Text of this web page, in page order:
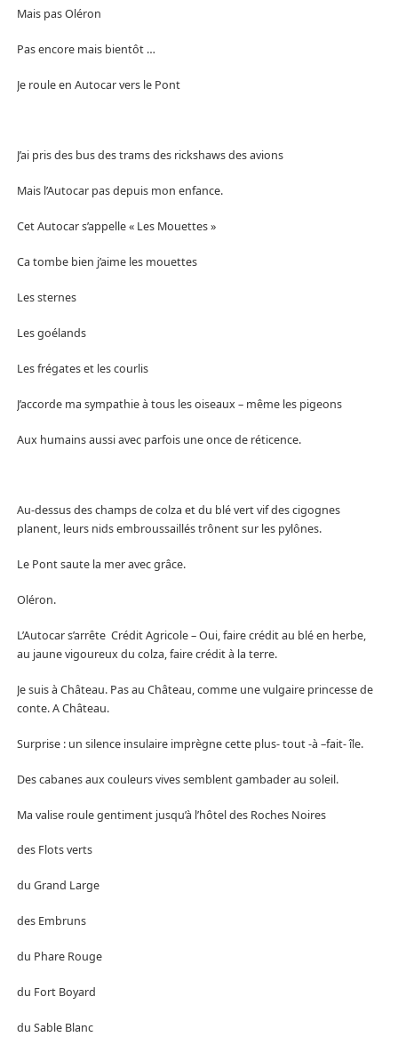
Mais pas Oléron
Pas encore mais bientôt …
Je roule en Autocar vers le Pont
J’ai pris des bus des trams des rickshaws des avions
Mais l’Autocar pas depuis mon enfance.
Cet Autocar s’appelle « Les Mouettes »
Ca tombe bien j’aime les mouettes
Les sternes
Les goélands
Les frégates et les courlis
J’accorde ma sympathie à tous les oiseaux – même les pigeons
Aux humains aussi avec parfois une once de réticence.
Au-dessus des champs de colza et du blé vert vif des cigognes
planent, leurs nids embroussaillés trônent sur les pylônes.
Le Pont saute la mer avec grâce.
Oléron.
L’Autocar s’arrête Crédit Agricole – Oui, faire crédit au blé en herbe,
au jaune vigoureux du colza, faire crédit à la terre.
Je suis à Château. Pas au Château, comme une vulgaire princesse de
conte. A Château.
Surprise : un silence insulaire imprègne cette plus- tout -à –fait- île.
Des cabanes aux couleurs vives semblent gambader au soleil.
Ma valise roule gentiment jusqu’à l’hôtel des Roches Noires
des Flots verts
du Grand Large
des Embruns
du Phare Rouge
du Fort Boyard
du Sable Blanc